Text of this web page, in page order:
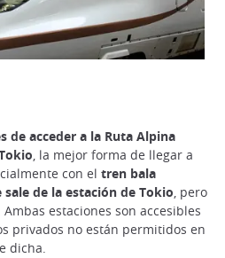
de acceder a la Ruta Alpina
, la mejor forma de llegar a
con el tren bala
de la estación de Tokio, pero
estaciones son accesibles
privados no están permitidos en
dicha.